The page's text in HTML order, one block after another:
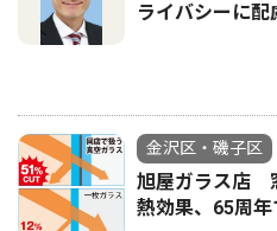
ライバシーに配
金沢区・磯子区
旭屋ガラス店
熱効果、65周年